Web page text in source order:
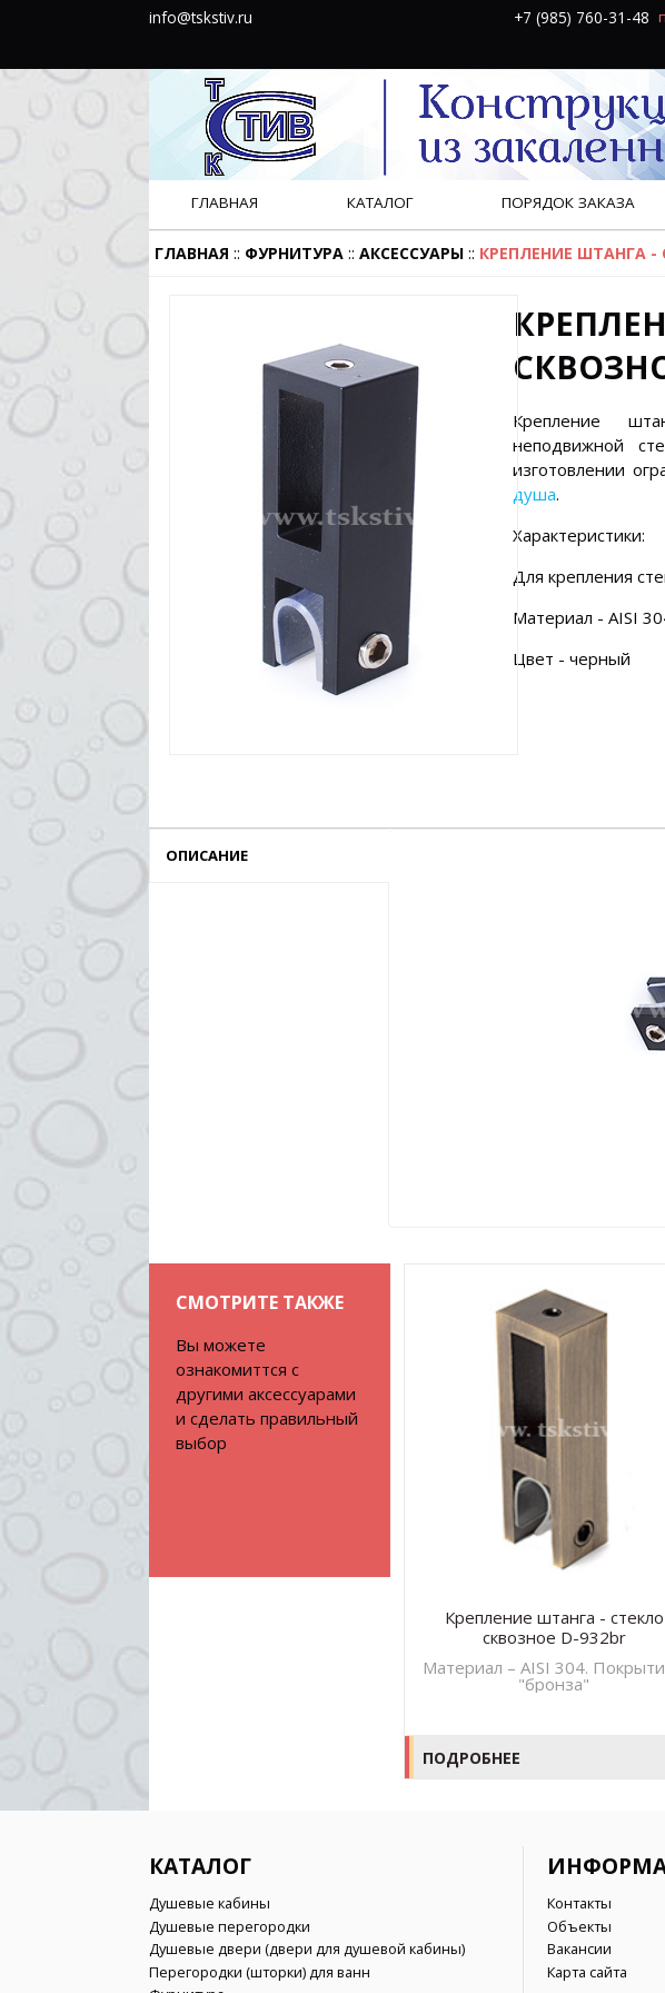
info@tskstiv.ru +7 (985) 760-31-48
ГЛАВНАЯ КАТАЛОГ ПОРЯДОК ЗАКАЗА
ГЛАВНАЯ :: ФУРНИТУРА :: АКСЕССУАРЫ :: КРЕПЛЕНИЕ ШТАНГА -
Крепление
неподвижной
изготовлении
душа.
Характеристики:
Для крепления
Материал -AISI
Цвет - черный
ОПИСАНИЕ
СМОТРИТЕ ТАКЖЕ
Вы можете
ознакомиттся с
другими аксессуарами
и сделать правильный
выбор
Крепление штанга - стекло
сквозное D-932br
Материал – AISI 304.
"бронза"
ПОДРОБНЕЕ
КАТАЛОГ
Душевые кабины
Душевые перегородки
Душевые двери (двери для душевой кабины)
Перегородки (шторки) для ванн
Контакты
Объекты
Вакансии
Карта сайта